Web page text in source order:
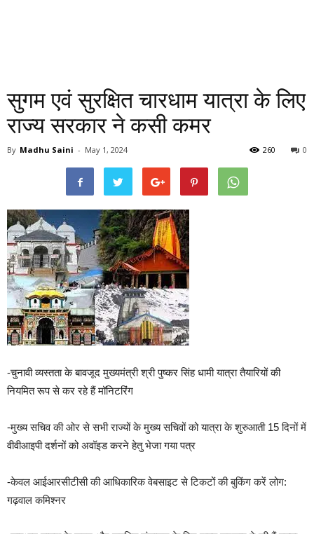
सुगम एवं सुरक्षित चारधाम यात्रा के लिए
राज्य सरकार ने कसी कमर
By Madhu Saini - May 1, 2024 0
260
-चुनावी व्यस्तता के बावजूद मुख्यमंत्री श्री पुष्कर सिंह धामी यात्रा तैयारियों की
नियमित रूप से कर रहे हैं मॉनिटरिंग
-मुख्य सचिव की ओर से सभी राज्यों के मुख्य सचिवों को यात्रा के शुरुआती 15 दिनों में
वीवीआइपी दर्शनों को अवॉइड करने हेतु भेजा गया पत्र
-केवल आईआरसीटीसी की आधिकारिक वेबसाइट से टिकटों की बुकिंग करें लोग:
गढ़वाल कमिश्नर